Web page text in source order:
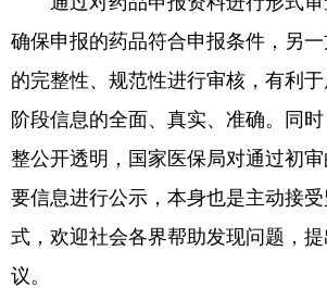
确保申报的药品符合申报条件，另
的完整性、规范性进行审核，有利
阶段信息的全面、真实、准确。同
整公开透明，国家医保局对通过初
要信息进行公示，本身也是主动接
式，欢迎社会各界帮助发现问题，
议。